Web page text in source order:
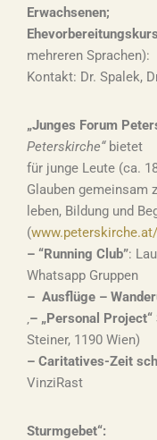
Erwachsenen;
mehreren Sprachen):
Kontakt: Dr. Spalek,
„Junges Forum
Peterskirche“bietet
für junge Leute (ca.
Glauben gemeinsam
leben, Bildung und
(
– “Running Club”:
Whatsapp Gruppen
– Ausflüge –
‚– „Personal Project“
Steiner, 1190 Wien)
– Caritatives-Zeit
VinziRast
Sturmgebet“: